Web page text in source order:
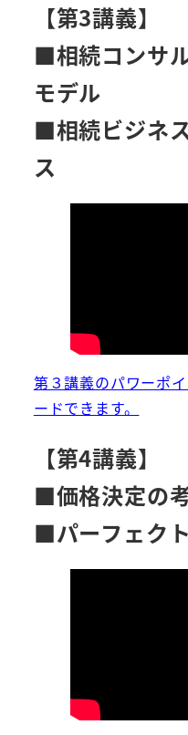
【第3講義】
■相続コンサ
モデル
■相続ビジネ
ス
第３講義のパワーポ
ードできます。
【第4講義】
■価格決定の
■パーフェク